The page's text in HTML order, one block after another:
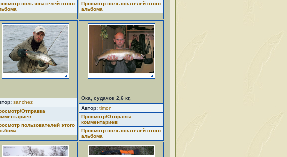
пользователей этого
Просмотр пользователей этого
альбома
sanchez
Отправка
пользователей этого
Ока, судачок 2,6 кг,
Автор: timon
Просмотр/Отправка
комментариев
Просмотр пользователей этого
альбома